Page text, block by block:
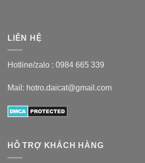
LIÊN HỆ
Hotline/zalo : 0984 665 339
Mail: hotro.daicat@gmail.com
HỖ TRỢ KHÁCH HÀNG